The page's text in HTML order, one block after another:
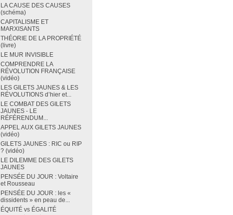
LA CAUSE DES CAUSES
(schéma)
CAPITALISME ET
MARXISANTS
THÉORIE DE LA PROPRIÉTÉ
(livre)
LE MUR INVISIBLE
COMPRENDRE LA
RÉVOLUTION FRANÇAISE
(vidéo)
LES GILETS JAUNES & LES
RÉVOLUTIONS d’hier et...
LE COMBAT DES GILETS
JAUNES - LE
RÉFÉRENDUM...
APPEL AUX GILETS JAUNES
(vidéo)
GILETS JAUNES : RIC ou RIP
? (vidéo)
LE DILEMME DES GILETS
JAUNES
PENSÉE DU JOUR : Voltaire
et Rousseau
PENSÉE DU JOUR : les «
dissidents » en peau de...
ÉQUITÉ vs ÉGALITÉ